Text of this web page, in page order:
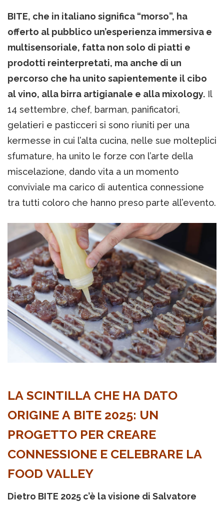
BITE, che in italiano significa “morso”, ha
offerto al pubblico un’esperienza immersiva e
multisensoriale, fatta non solo di piatti e
prodotti reinterpretati, ma anche di un
percorso che ha unito sapientemente il cibo
al vino, alla birra artigianale e alla mixology. Il
14 settembre, chef, barman, panificatori,
gelatieri e pasticceri si sono riuniti per una
kermesse in cui l’alta cucina, nelle sue molteplici
sfumature, ha unito le forze con l’arte della
miscelazione, dando vita a un momento
conviviale ma carico di autentica connessione
tra tutti coloro che hanno preso parte all’evento.
LA SCINTILLA CHE HA DATO
ORIGINE A BITE 2025: UN
PROGETTO PER CREARE
CONNESSIONE E CELEBRARE LA
FOOD VALLEY
Dietro BITE 2025 c’è la visione di Salvatore